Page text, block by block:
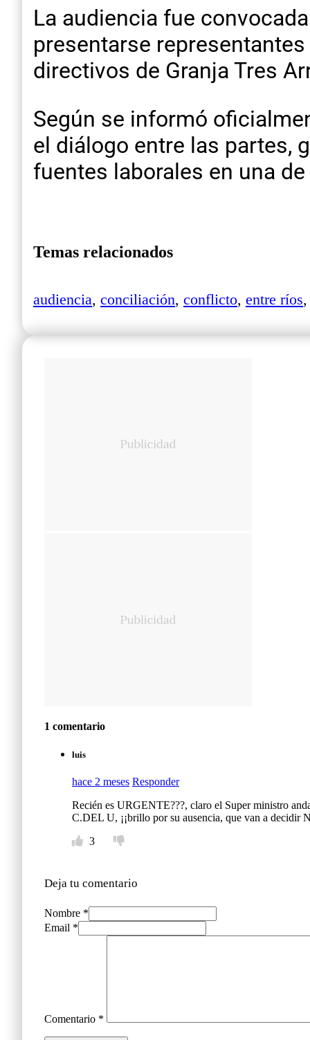
La audiencia fue
presentarse
directivos de Granja Tres
Según se informó
el diálogo entre las partes,
fuentes laborales en una
Temas relacionados
audiencia, conciliación, conflicto, entre ríos
1 comentario
luis
hace 2 meses Responder
Recién es URGENTE???, claro el Super ministro
C.DEL U, ¡¡brillo por su ausencia, que van a
3
Deja tu comentario
Nombre *
Email *
Comentario *